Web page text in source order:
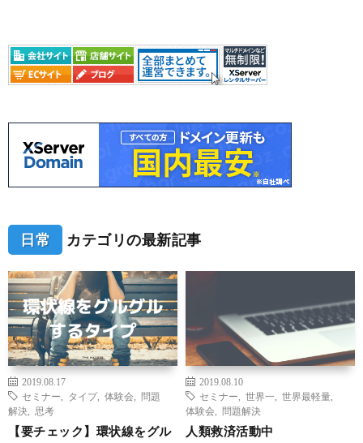
日常 カテゴリの最新記事
2019.08.17
セミナー
タイプ, 体験会
問題
解決
思考
【要チェック】環状線をグル
2019.08.10
セミナー
世界一 世界最軽量
体験会
問題解決
人類救済活動中